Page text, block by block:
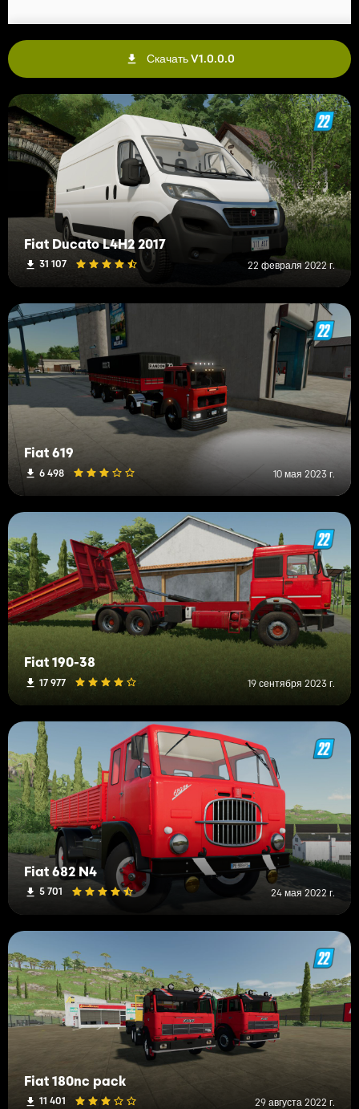
Скачать V1.0.0.0
Fiat Ducato L4H2 2017
31 107 22 февраля 2022 г.
Fiat 619
6 498 10 мая 2023 г.
Fiat 190-38
17 977 19 сентября 2023 г.
Fiat 682 N4
5 701 24 мая 2022 г.
Fiat 180nc pack
11 401 29 августа 2022 г.